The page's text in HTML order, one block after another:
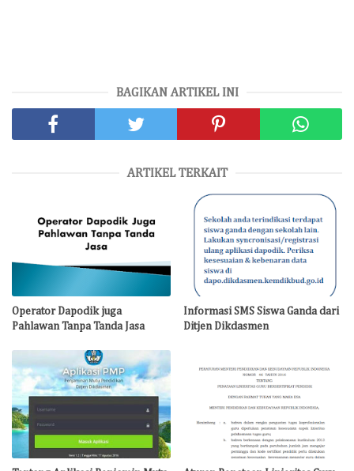
BAGIKAN ARTIKEL INI
ARTIKEL TERKAIT
Operator Dapodik juga
Pahlawan Tanpa Tanda Jasa
Informasi SMS Siswa Ganda dari
Ditjen Dikdasmen